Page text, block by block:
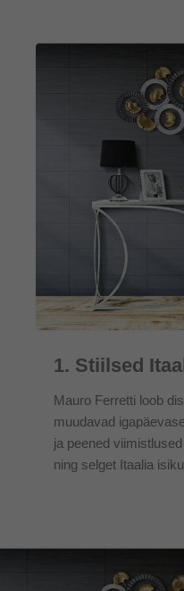
1. Stiilsed
Mauro Ferretti loob
muudavad
ja peened
ning selget Itaalia